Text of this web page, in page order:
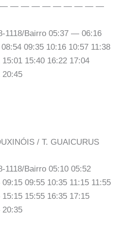
— — — — — — — — — —
1118/Bairro 05:37 — 06:16
09:35 10:16 10:57 11:38
15:40 16:22 17:04
20:45
/ T. GUAICURUS
1118/Bairro 05:10 05:52
09:55 10:35 11:15 11:55
15:55 16:35 17:15
20:35